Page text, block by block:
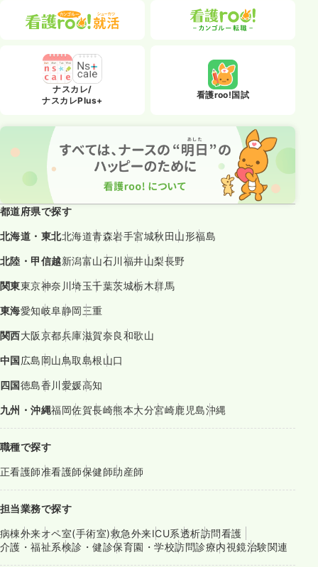
ナスカレ/
ナスカレPlus+
看護roo!国試
都道府県で探す
北海道・東北北海道青森岩手宮城秋田山形福島
北陸・甲信越新潟富山石川福井山梨長野
関東東京神奈川埼玉千葉茨城栃木群馬
東海愛知岐阜静岡三重
関西大阪京都兵庫滋賀奈良和歌山
中国広島岡山鳥取島根山口
四国徳島香川愛媛高知
九州・沖縄福岡佐賀長崎熊本大分宮崎鹿児島沖縄
職種で探す
正看護師准看護師保健師助産師
担当業務で探す
病棟外来オペ室(手術室)救急外来ICU系透析訪問看護
介護・福祉系検診・健診保育園・学校訪問診療内視鏡治験関連